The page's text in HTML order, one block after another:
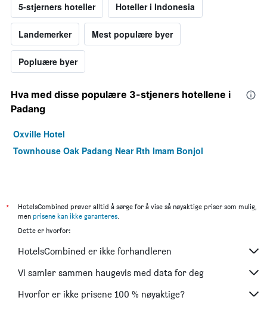
5-stjerners hoteller Hoteller i Indonesia
Landemerker Mest populære byer
Popluære byer
Hva med disse populære 3-stjeners hotellene i
Padang
Oxville Hotel
Townhouse Oak Padang Near Rth Imam Bonjol
*
HotelsCombined prøver alltid å sørge for å vise så nøyaktige priser som mulig,
men prisene kan ikke garanteres.
Dette er hvorfor:
HotelsCombined er ikke forhandleren
Vi samler sammen haugevis med data for deg
Hvorfor er ikke prisene 100 % nøyaktige?